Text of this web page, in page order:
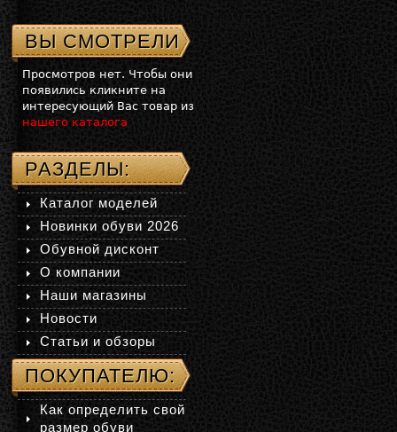
ВЫ СМОТРЕЛИ
Просмотров нет. Чтобы они
появились кликните на
интересующий Вас товар из
нашего каталога
РАЗДЕЛЫ:
Каталог моделей
Новинки обуви 2026
Обувной дисконт
О компании
Наши магазины
Новости
Статьи и обзоры
ПОКУПАТЕЛЮ:
Как определить свой
размер обуви